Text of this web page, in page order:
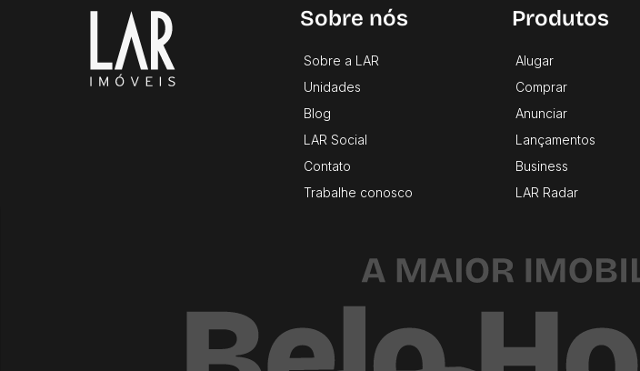
Sobre nós
Sobre a LAR
Unidades
Blog
LAR Social
Contato
Trabalhe conosco
Produtos
Alugar
Comprar
Anunciar
Lançamentos
Business
LAR Radar